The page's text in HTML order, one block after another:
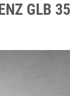
GLB